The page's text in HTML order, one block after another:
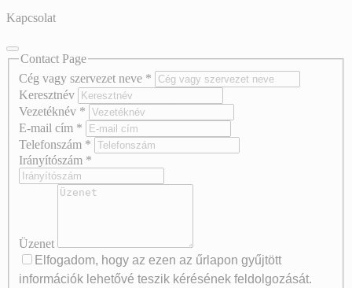
Kapcsolat
Contact Page
Cég vagy szervezet neve *
Keresztnév
Vezetéknév *
E-mail cím *
Telefonszám *
Irányítószám *
Üzenet
Elfogadom, hogy az ezen az űrlapon gyűjtött
információk lehetővé teszik kérésének feldolgozását.